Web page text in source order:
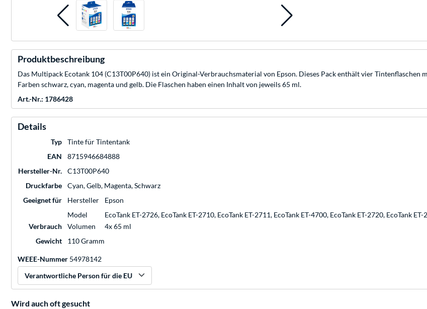
Produktbeschreibung
Das Multipack Ecotank 104 (C13T00P640) ist ein Original-Verbrauchsmaterial von Epson. Dieses Pack enthält vier Tintenflaschen
Farben schwarz, cyan, magenta und gelb. Die Flaschen haben einen Inhalt von jeweils 65 ml.
Art.-Nr.: 1786428
Details
Typ
Tinte für Tintentank
EAN
8715946684888
Hersteller-Nr.
C13T00P640
Druckfarbe
Cyan, Gelb, Magenta, Schwarz
Geeignet für
Hersteller
Epson
Model
EcoTank ET-2726, EcoTank ET-2710, EcoTank ET-2711, EcoTank ET-4700, EcoTank ET-2720, EcoTank
Verbrauch
Volumen
4x 65 ml
Gewicht
110 Gramm
WEEE-Nummer 54978142
Verantwortliche Person für die EU
Wird auch oft gesucht